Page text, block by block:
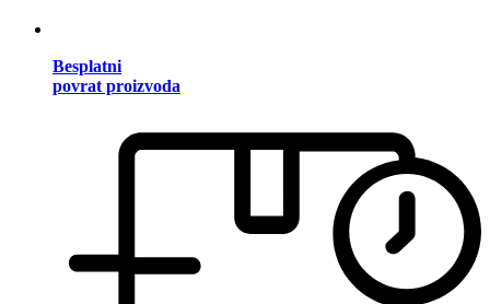
Besplatni
povrat proizvoda